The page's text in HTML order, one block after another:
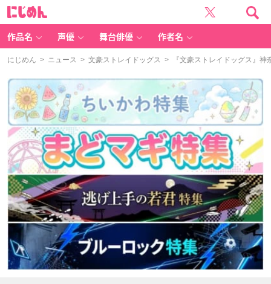
作品名 声優 舞台俳優 作者名
にじめん > ニュース > 文豪ストレイドッグス > 『文豪ストレイドッグス』神